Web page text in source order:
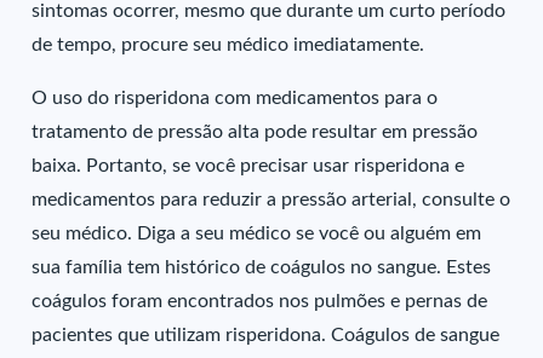
sintomas ocorrer, mesmo que durante um curto período
de tempo, procure seu médico imediatamente.
O uso do risperidona com medicamentos para o
tratamento de pressão alta pode resultar em pressão
baixa. Portanto, se você precisar usar risperidona e
medicamentos para reduzir a pressão arterial, consulte o
seu médico. Diga a seu médico se você ou alguém em
sua família tem histórico de coágulos no sangue. Estes
coágulos foram encontrados nos pulmões e pernas de
pacientes que utilizam risperidona. Coágulos de sangue